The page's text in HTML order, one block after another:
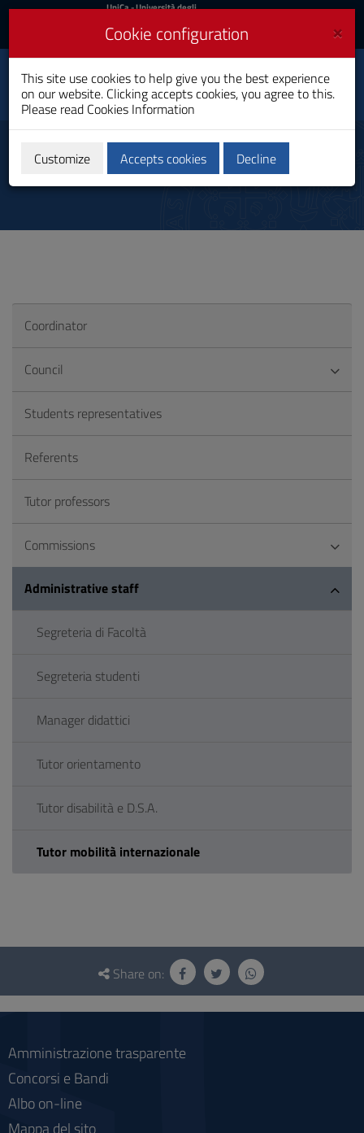
Skip
Content
to
Go
UniCa
Login
UniCa- Università degli
Login UniCA News
Toggle
navigation
Journalism and Web
Information
Master's Degree
Tutor mobilità internazionale
Coordinator
Council
Students representatives
Referents
Tutor professors
Commissions
Administrative staff
Segreteria di Facoltà
Segreteria studenti
Manager didattici
Tutor orientamento
Tutor disabilità e D.S.A.
Tutor mobilità internazionale
Questionnaire
social
Share on:
Amministrazione trasparente
Concorsi e Bandi
Albo on-line
Mappa del sito
×
Cookie configuration
This site use cookies to help give you the best experience
on our website. Clicking accepts cookies, you agree to this.
Please read Cookies Information
Customize Accepts cookies Decline